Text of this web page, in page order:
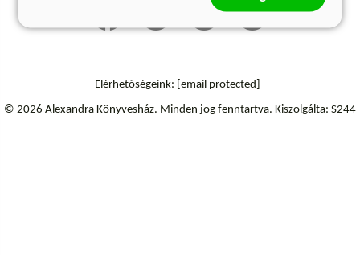
Elérhetőségeink: [email protected]
© 2026 Alexandra Könyvesház. Minden jog fenntartva. Kiszolgálta: S244